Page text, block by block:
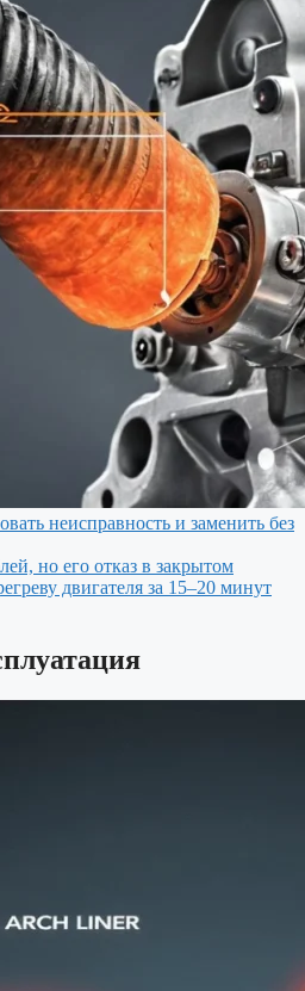
неисправность и заменить без
но его отказ в закрытом
двигателя за 15–20 минут